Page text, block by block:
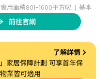
實用面積801-1600平方呎 基本
前往官網
了解詳情
家居保障計劃 可享首年保
業皆可適用